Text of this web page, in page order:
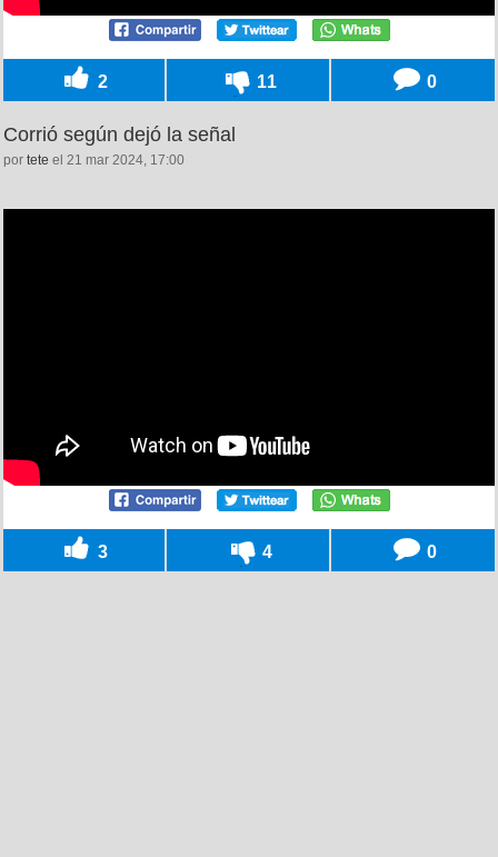
2 11 0
Corrió según dejó la señal
por tete el 21 mar 2024, 17:00
3 4 0